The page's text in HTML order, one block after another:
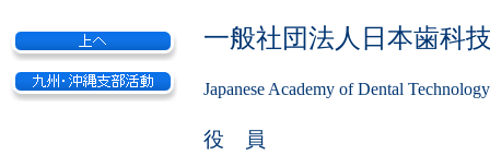
一般社団法人日本歯科
Japanese Academy of Dental
役 員